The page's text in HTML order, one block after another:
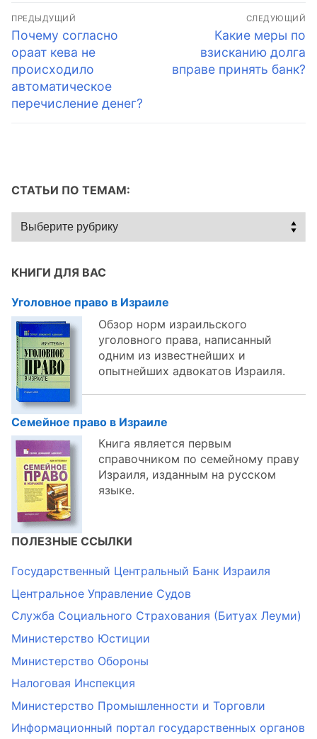
Навигация
по
записям
ПРЕДЫДУЩИЙ
Предыдущая
запись:
Почему согласно
ораат кева не
происходило
автоматическое
перечисление денег?
СЛЕДУЮЩИЙ
Следующая
запись:
Какие меры по
взисканию долга
вправе принять банк?
СТАТЬИ ПО ТЕМАМ:
Статьи
по
КНИГИ ДЛЯ ВАС
Уголовное право в Израиле
Обзор норм израильского
уголовного права, написанный
одним из известнейших и
опытнейших адвокатов Израиля.
Семейное право в Израиле
Книга является первым
справочником по семейному праву
Израиля, изданным на русском
языке.
ПОЛЕЗНЫЕ ССЫЛКИ
Государственный Центральный Банк Израиля
Центральное Управление Судов
Служба Социального Страхования (Битуах Леуми)
Министерство Юстиции
Министерство Обороны
Налоговая Инспекция
Министерство Промышленности и Торговли
Информационный портал государственных органов